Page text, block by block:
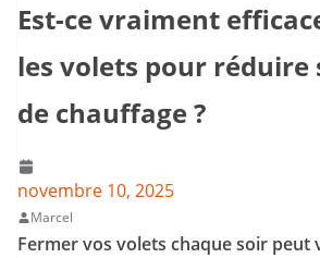
Est-ce vraiment
les volets pour réduire
de chauffage ?
novembre 10, 2025
Marcel
Fermer vos volets chaque soir peut